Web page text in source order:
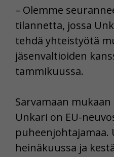
– Olemme
tilannetta, jossa
tehdä yhteistyötä
jäsenvaltioiden
tammikuussa.
Sarvamaan
Unkari on EU-
puheenjohtajamaa.
heinäkuussa ja